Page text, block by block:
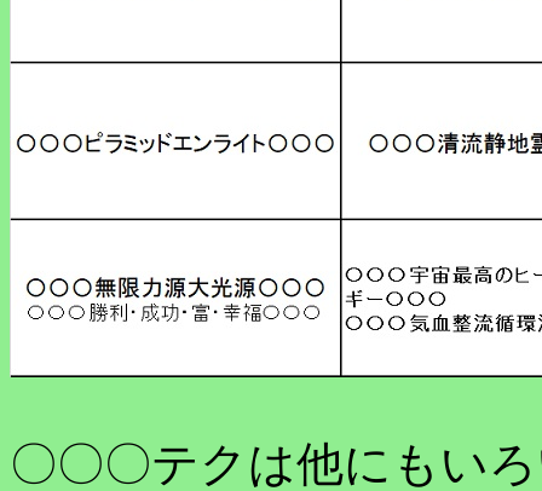
〇〇〇テクは他にもい